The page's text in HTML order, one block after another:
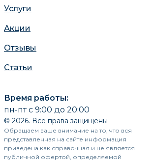
Услуги
Акции
Отзывы
Статьи
Время работы:
пн-пт с 9:00 до 20:00
© 2026. Все права защищены
Обращаем ваше внимание на то, что вся
представленная на сайте информация
приведена как справочная и не является
публичной офертой, определяемой